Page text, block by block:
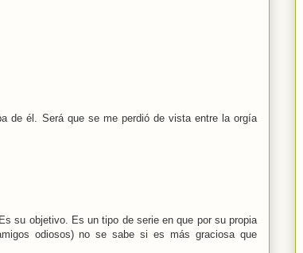
de él. Será que se me perdió de vista entre la orgía
su objetivo. Es un tipo de serie en que por su propia
odiosos) no se sabe si es más graciosa que